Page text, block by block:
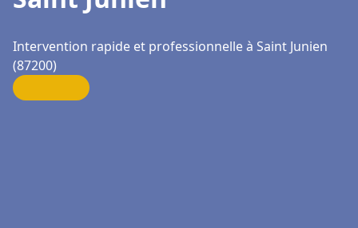
Intervention rapide et professionnelle à Saint Junien
(87200)